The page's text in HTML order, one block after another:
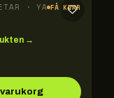
· YASAKAFÅ KVAR
→